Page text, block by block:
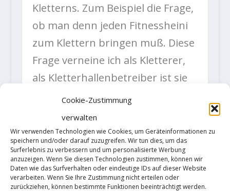
Cookie-Zustimmung
verwalten
Wir verwenden Technologien wie Cookies, um Geräteinformationen zu
speichern und/oder darauf zuzugreifen. Wir tun dies, um das
Surferlebnis zu verbessern und um personalisierte Werbung
anzuzeigen. Wenn Sie diesen Technologien zustimmen, können wir
Daten wie das Surfverhalten oder eindeutige IDs auf dieser Website
verarbeiten. Wenn Sie Ihre Zustimmung nicht erteilen oder
zurückziehen, können bestimmte Funktionen beeinträchtigt werden.
Kletterns. Zum Beispiel die Frage,
ob man denn jeden Fitnessheini
zum Klettern bringen muß. Diese
Frage verneine ich als Kletterer,
als Kletterhallenbetreiber ist sie
natürlich unternehmerischer
Selbstmord.
Oder die immer wieder
vorgebrachte Kritik, ich hätte die
Rotpunkt-Helden Albert und